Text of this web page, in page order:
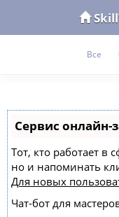
Все
Сервис онлайн-
Тот, кто работает в
но и напоминать
Для новых
Чат-бот для